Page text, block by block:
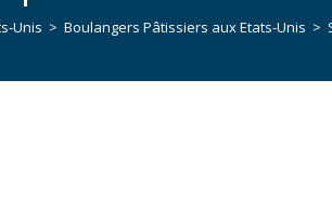
Unis > Boulangers Pâtissiers aux Etats-Unis >